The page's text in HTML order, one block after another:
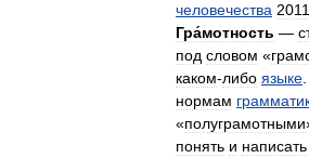
человечества 2011
Гра́мотность —
под словом «
каком-либо языке
нормам
«полуграмотными
понять и написать